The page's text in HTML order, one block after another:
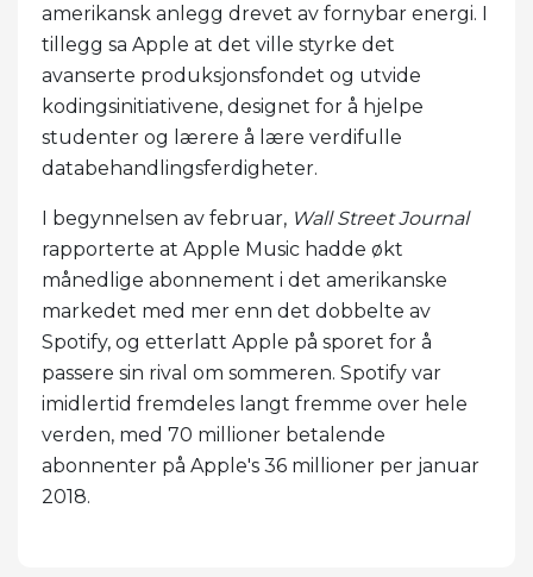
amerikansk anlegg drevet av fornybar energi. I
tillegg sa Apple at det ville styrke det
avanserte produksjonsfondet og utvide
kodingsinitiativene, designet for å hjelpe
studenter og lærere å lære verdifulle
databehandlingsferdigheter.
I begynnelsen av februar, Wall Street Journal
rapporterte at Apple Music hadde økt
månedlige abonnement i det amerikanske
markedet med mer enn det dobbelte av
Spotify, og etterlatt Apple på sporet for å
passere sin rival om sommeren. Spotify var
imidlertid fremdeles langt fremme over hele
verden, med 70 millioner betalende
abonnenter på Apple's 36 millioner per januar
2018.